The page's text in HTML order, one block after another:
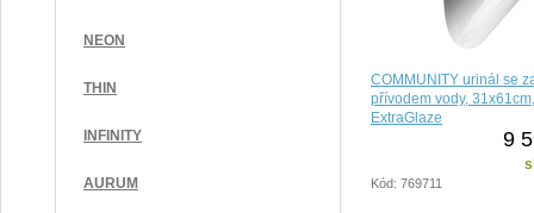
NEON
THIN
INFINITY
AURUM
COMMUNITY urinál se
přívodem vody,
ExtraGlaze
9
Kód: 769711